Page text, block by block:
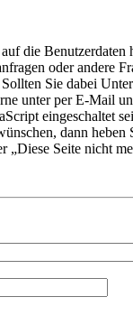
die
oder andere
Sie dabei
unter per E-Mail
eingeschaltet
dann
„Diese Seite nicht